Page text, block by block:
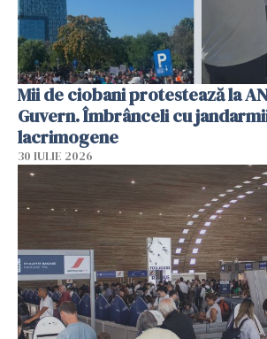
Mii de ciobani protestează la
Guvern. Îmbrânceli cu
lacrimogene
30 IULIE 2026